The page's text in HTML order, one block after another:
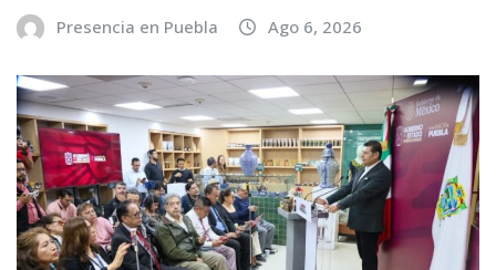
Presencia en Puebla Ago 6, 2026